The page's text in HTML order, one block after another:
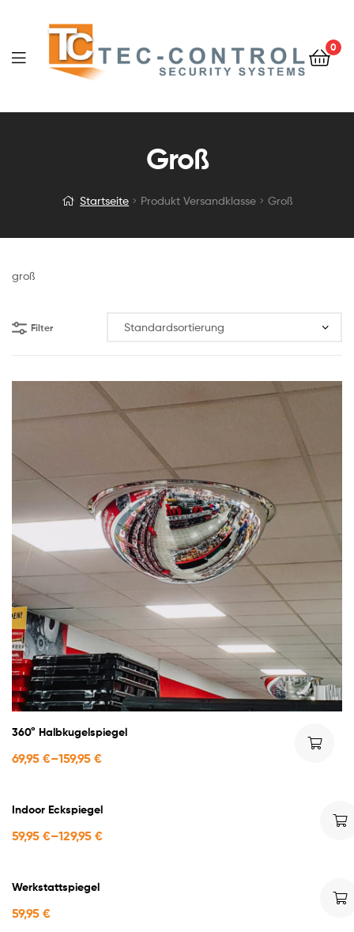
0
Groß
Startseite Produkt Versandklasse Groß
groß
Filter
360° Halbkugelspiegel
69,95 €–159,95 €
Indoor Eckspiegel
59,95 €–129,95 €
Werkstattspiegel
59,95 €